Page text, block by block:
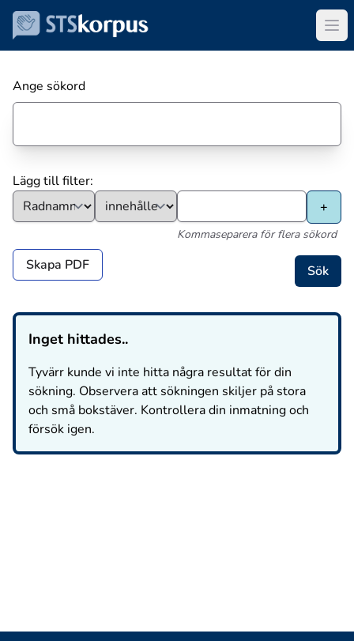
Ange sökord
Lägg till filter:
Kommaseparera för flera sökord
Skapa PDF
Inget hittades..
Tyvärr kunde vi inte hitta några resultat för din
sökning. Observera att sökningen skiljer på stora
och små bokstäver. Kontrollera din inmatning och
försök igen.